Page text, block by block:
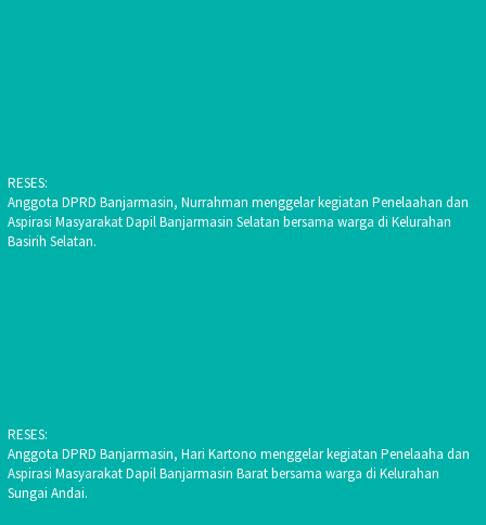
RESES:
Anggota DPRD Banjarmasin, Nurrahman menggelar kegiatan Penelaahan dan
Aspirasi Masyarakat Dapil Banjarmasin Selatan bersama warga di Kelurahan
Basirih Selatan.
RESES:
Anggota DPRD Banjarmasin, Hari Kartono menggelar kegiatan Penelaaha dan
Aspirasi Masyarakat Dapil Banjarmasin Barat bersama warga di Kelurahan
Sungai Andai.